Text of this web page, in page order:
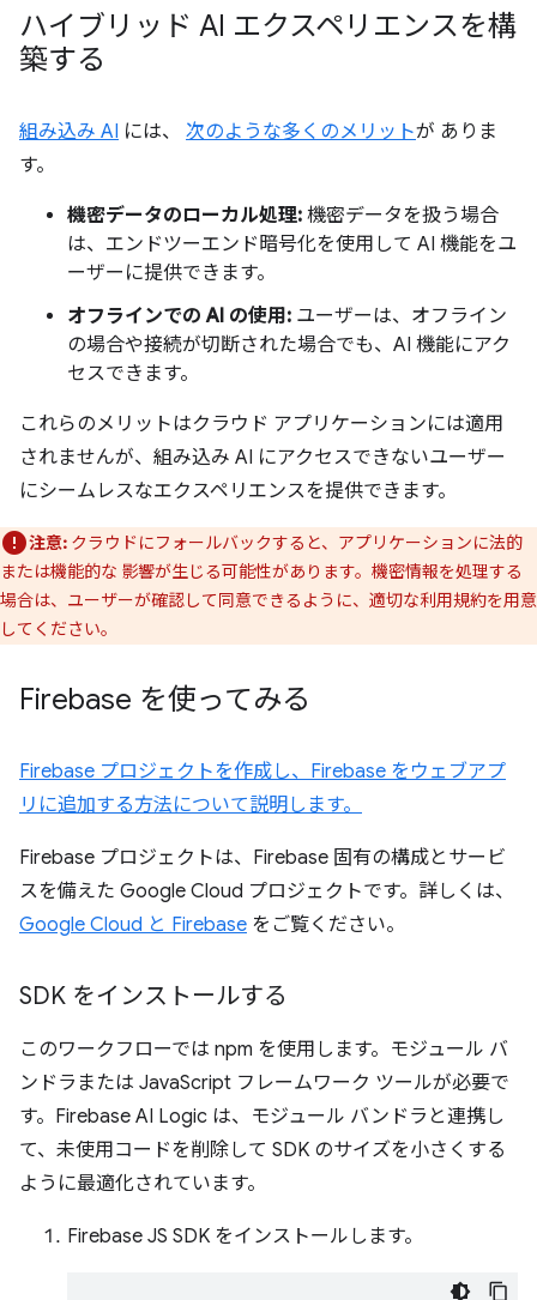
ハイブリッド AI エクスペリエンスを構
築する
組み込み AI には、 次のような多くのメリットが ありま
す。
機密データのローカル処理: 機密データを扱う場合
は、エンドツーエンド暗号化を使用して AI 機能をユ
ーザーに提供できます。
オフラインでの AI の使用: ユーザーは、オフライン
の場合や接続が切断された場合でも、AI 機能にアク
セスできます。
これらのメリットはクラウド アプリケーションには適用
されませんが、組み込み AI にアクセスできないユーザー
にシームレスなエクスペリエンスを提供できます。
注意: クラウドにフォールバックすると、アプリケーションに法的
または機能的な 影響が生じる可能性があります。機密情報を処理する
場合は、ユーザーが確認して同意できるように、適切な利用規約を用意
してください。
Firebase を使ってみる
Firebase プロジェクトを作成し、Firebase をウェブアプ
リに追加する方法について説明します。
Firebase プロジェクトは、Firebase 固有の構成とサービ
スを備えた Google Cloud プロジェクトです。詳しくは、
Google Cloud と Firebase をご覧ください。
SDK をインストールする
このワークフローでは npm を使用します。モジュール バ
ンドラまたは JavaScript フレームワーク ツールが必要で
す。Firebase AI Logic は、モジュール バンドラと連携し
て、未使用コードを削除して SDK のサイズを小さくする
ように最適化されています。
Firebase JS SDK をインストールします。